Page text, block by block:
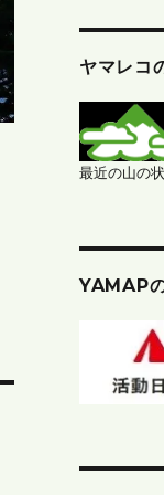
ヤマレコ
最近の山の
YAMAP